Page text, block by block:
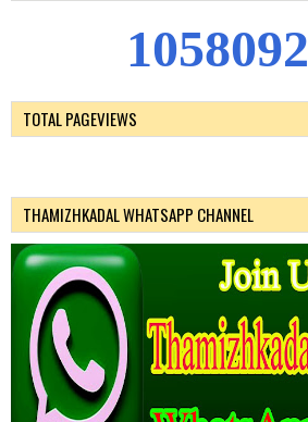
1058092
TOTAL PAGEVIEWS
THAMIZHKADAL WHATSAPP CHANNEL